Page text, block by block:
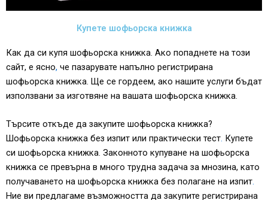
Купете шофьорска книжка
Как да си купя шофьорска книжка. Ако попаднете на този
сайт, е ясно, че пазарувате напълно регистрирана
шофьорска книжка. Ще се гордеем, ако нашите услуги бъдат
използвани за изготвяне на вашата шофьорска книжка.
Търсите откъде да закупите шофьорска книжка?
Шофьорска книжка без изпит или практически тест. Купете
си шофьорска книжка. Законното купуване на шофьорска
книжка се превърна в много трудна задача за мнозина, като
получаването на шофьорска книжка без полагане на изпит.
Ние ви предлагаме възможността да закупите регистрирана